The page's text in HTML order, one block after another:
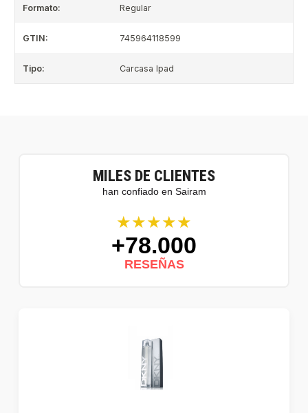
Formato: Regular
GTIN: 745964118599
Tipo: Carcasa Ipad
MILES DE CLIENTES
han confiado en Sairam
★★★★★
+78.000
RESEÑAS